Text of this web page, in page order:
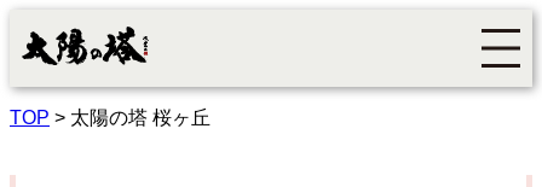
TOP > 太陽の塔 桜ヶ丘